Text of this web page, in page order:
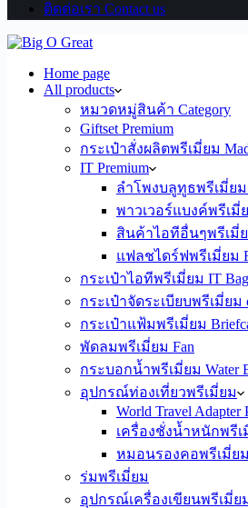
ติดต่อเรา Contact us
Home page
All products
หมวดหมู่สินค้า Category
Giftset Premium
กระเป๋าสั่งผลิตพรีเมี่ยม
IT Premium
ลำโพงบลูทูธพรีเมี่ยม
พาวเวอร์แบงค์พรีเมี่
สินค้าไอทีอื่นๆพรีเมี่
แฟลชไดร์ฟพรีเมี่ยม
กระเป๋าไอทีพรีเมี่ยม IT Bag
กระเป๋าจัดระเบียบพรีเมี่ยม
กระเป๋าแฟ้มพรีเมี่ยม
พัดลมพรีเมี่ยม Fan
กระบอกน้ำพรีเมี่ยม Water
อุปกรณ์ท่องเที่ยวพรีเมี่ยม
World Travel Adapter
เครื่องชั่งน้ำหนักพรีเ
หมอนรองคอพรีเมี่ยม
ร่มพรีเมี่ยม
อุปกรณ์เครื่องเขียนพรีเมี่ย